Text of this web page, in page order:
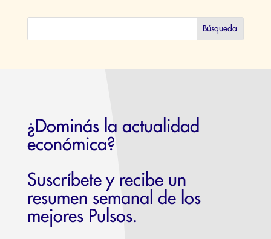
¿Dominás la actualidad
económica?
Suscríbete y recibe un
resumen semanal de los
mejores Pulsos.